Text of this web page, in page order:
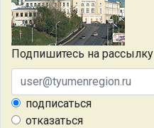
Подпишитесь на рассылку
подписаться
отказаться